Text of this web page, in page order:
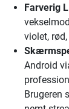
Farverig
violet,
Android
Brugeren